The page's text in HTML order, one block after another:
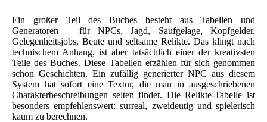
Ein großer Teil des Buches besteht aus Tabellen und
Generatoren – für NPCs, Jagd, Saufgelage, Kopfgelder,
Gelegenheitsjobs, Beute und seltsame Relikte. Das klingt nach
technischem Anhang, ist aber tatsächlich einer der kreativsten
Teile des Buches. Diese Tabellen erzählen für sich genommen
schon Geschichten. Ein zufällig generierter NPC aus diesem
System hat sofort eine Textur, die man in ausgeschriebenen
Charakterbeschreibungen selten findet. Die Relikte-Tabelle ist
besonders empfehlenswert: surreal, zweideutig und spielerisch
kaum zu berechnen.